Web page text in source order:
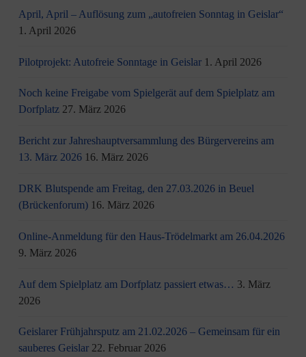
April, April – Auflösung zum „autofreien Sonntag in Geislar“
1. April 2026
Pilotprojekt: Autofreie Sonntage in Geislar 1. April 2026
Noch keine Freigabe vom Spielgerät auf dem Spielplatz am
Dorfplatz 27. März 2026
Bericht zur Jahreshauptversammlung des Bürgervereins am
13. März 2026 16. März 2026
DRK Blutspende am Freitag, den 27.03.2026 in Beuel
(Brückenforum) 16. März 2026
Online-Anmeldung für den Haus-Trödelmarkt am 26.04.2026
9. März 2026
Auf dem Spielplatz am Dorfplatz passiert etwas… 3. März
2026
Geislarer Frühjahrsputz am 21.02.2026 – Gemeinsam für ein
sauberes Geislar 22. Februar 2026